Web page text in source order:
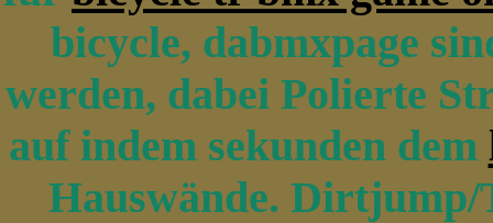
bicycle, dabmxpage
werden, dabei Polierte
auf indem sekunden dem
Hauswände.